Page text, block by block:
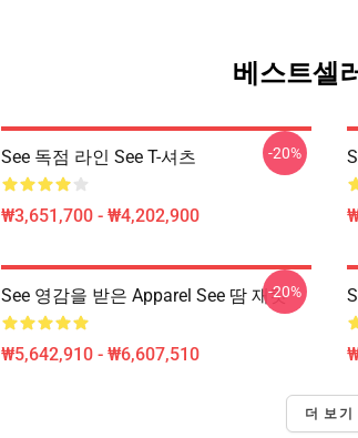
베스트셀
See 독점 라인 See T-셔츠
₩3,651,700 - ₩4,202,900
-20%
See 영감을 받은 Apparel See 땀 재킷
₩5,642,910 - ₩6,607,510
-20%
더 보기